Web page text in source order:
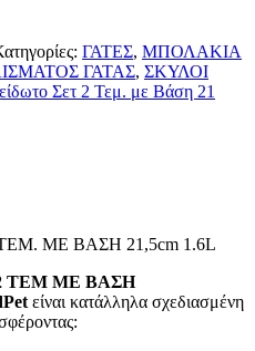
ΓΑΤΕΣ, ΜΠΟΛΑΚΙΑ
ΓΑΤΑΣ, ΣΚΥΛΟΙ
Σετ 2 Τεμ. με Βάση 21
ΜΕ ΒΑΣΗ 21,5cm 1.6L
ΤΕΜ ΜΕ ΒΑΣΗ
είναι κατάλληλα σχεδιασμένη